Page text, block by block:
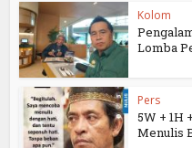
Kolom
Lomba
Pers
5W + 1H
Menulis